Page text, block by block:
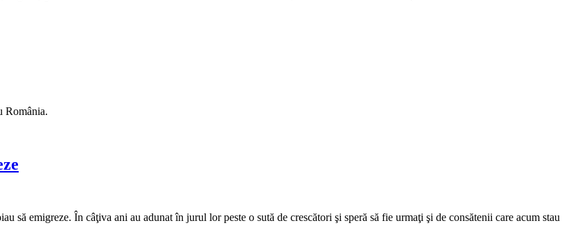
România.
să emigreze. În câţiva ani au adunat în jurul lor peste o sută de crescători şi speră să fie urmaţi şi de consătenii care acum stau